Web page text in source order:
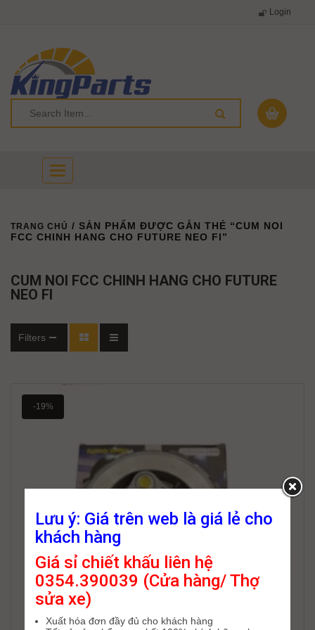
Login
Toggle
navigation
TRANG CHỦ / SẢN PHẨM ĐƯỢC GẮN THẺ “CUM NOI
FCC CHINH HANG CHO FUTURE NEO FI”
CUM NOI FCC CHINH HANG CHO FUTURE
NEO FI
Filters
-19%
Lưu ý: Giá trên web là giá lẻ cho
khách hàng
Giá sỉ chiết khấu liên hệ
0354.390039 (Cửa hàng/ Thợ
sửa xe)
Xuất hóa đơn đầy đủ cho khách hàng